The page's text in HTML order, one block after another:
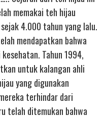
memakai teh hijau
4.000 tahun yang lalu.
mendapatkan bahwa
Tahun 1994,
untuk kalangan ahli
yang digunakan
terhindar dari
telah ditemukan bahwa